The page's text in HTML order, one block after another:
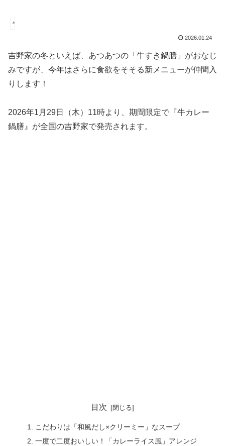
牛丼
2026.01.24
吉野家の冬といえば、あつあつの「牛すき鍋膳」がおなじ
みですが、今年はさらに食欲をそそる新メニューが仲間入
りします！
2026年1月29日（木）11時より、期間限定で『牛カレー
鍋膳』が全国の吉野家で発売されます。
目次
こだわりは「和風だし×クリーミー」なスープ
一度で二度おいしい！「カレーライス風」アレンジ